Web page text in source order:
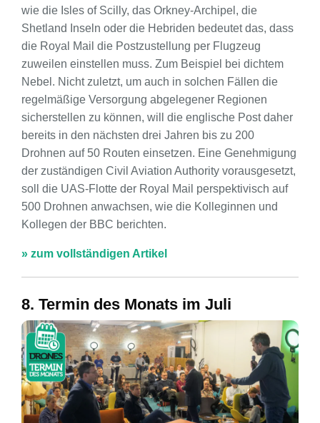
wie die Isles of Scilly, das Orkney-Archipel, die
Shetland Inseln oder die Hebriden bedeutet das, dass
die Royal Mail die Postzustellung per Flugzeug
zuweilen einstellen muss. Zum Beispiel bei dichtem
Nebel. Nicht zuletzt, um auch in solchen Fällen die
regelmäßige Versorgung abgelegener Regionen
sicherstellen zu können, will die englische Post daher
bereits in den nächsten drei Jahren bis zu 200
Drohnen auf 50 Routen einsetzen. Eine Genehmigung
der zuständigen Civil Aviation Authority vorausgesetzt,
soll die UAS-Flotte der Royal Mail perspektivisch auf
500 Drohnen anwachsen, wie die Kolleginnen und
Kollegen der BBC berichten.
» zum vollständigen Artikel
8. Termin des Monats im Juli